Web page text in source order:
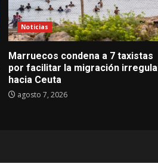
Noticias
Marruecos condena a 7 taxistas
por facilitar la migración
hacia Ceuta
agosto 7, 2026